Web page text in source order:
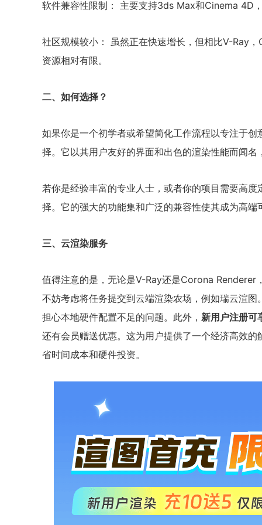
软件兼容性限制： 主要支持3ds Max和Cinema 4D
社区规模较小： 虽然正在快速增长，但相比V-Ray
资源相对有限。
二、如何选择？
如果你是一个初学者或希望简化工作流程以专注于
择。它以其用户友好的界面和出色的渲染性能而闻
若你是经验丰富的专业人士，或者你的项目需要高
择。它的强大的功能集和广泛的兼容性使其成为高端
三、云渲染服务
值得注意的是，无论是V-Ray还是Corona Renderer
不妨考虑将任务提交到云端渲染农场，例如瑞云渲
担心本地硬件配置不足的问题。此外， 新用户注册可
还有会员赠送优惠。这为用户提供了一个经济高效
省时间成本和硬件投资。